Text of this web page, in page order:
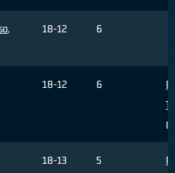
,
18-12 6
18-12 6
18-13 5